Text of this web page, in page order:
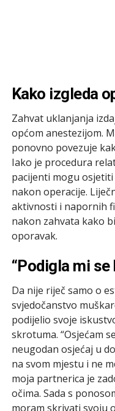
Kako izgleda
Zahvat uklanjanja
općom anestezijom.
ponovno povezuje
Iako je procedura
pacijenti mogu
nakon operacije.
aktivnosti i napornih
nakon zahvata kako
oporavak.
“Podigla mi
Da nije riječ samo o
svjedočanstvo
podijelio svoje
skrotuma. “Osjećam
neugodan osjećaj u
na svom mjestu i ne
moja partnerica je
očima. Sada s
moram skrivati svoju